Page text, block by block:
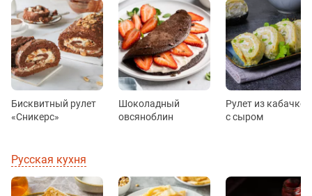
Бисквитный рулет
«Сникерс»
Шоколадный
овсяноблин
Рулет из кабачков
с сыром
Русская кухня